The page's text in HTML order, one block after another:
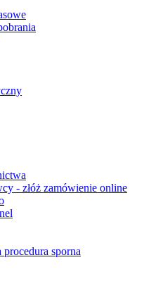
- złóż zamówienie online
procedura sporna